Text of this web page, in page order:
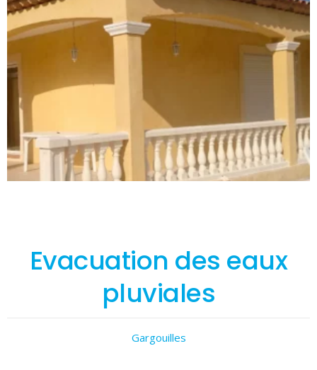
Evacuation des eaux
pluviales
Gargouilles